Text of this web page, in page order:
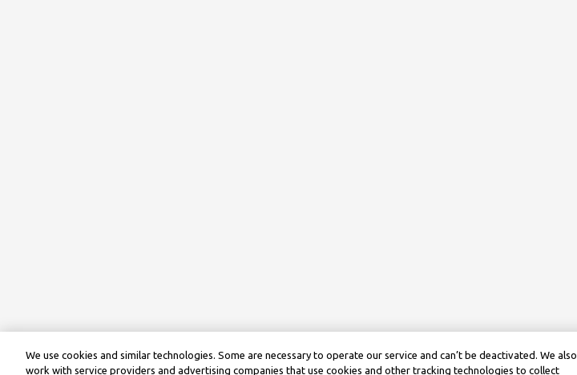
We use cookies and similar technologies. Some are necessary to operate our service and can’t be deactivated. We also
work with service providers and advertising companies that use cookies and other tracking technologies to collect